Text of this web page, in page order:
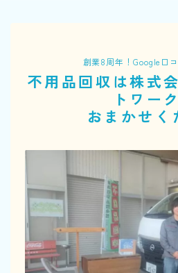
創業8周年！Google口
不用品回収は株式
トワー
おまかせく